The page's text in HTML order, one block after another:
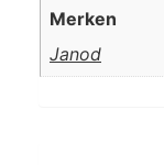
Merken
Janod